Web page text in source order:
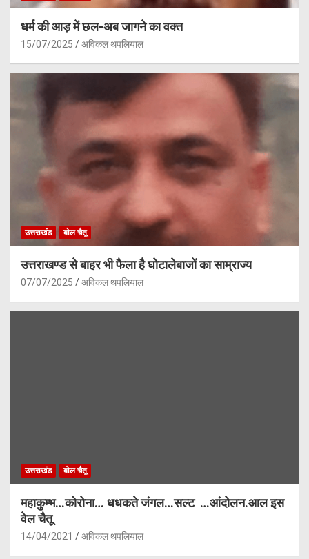
धर्म की आड़ में छल-अब जागने का वक्त
15/07/2025 अविकल थपलियाल
उत्तराखंड बोल चैतू
उत्तराखण्ड से बाहर भी फैला है घोटालेबाजों का साम्राज्य
07/07/2025 अविकल थपलियाल
उत्तराखंड बोल चैतू
महाकुम्भ…कोरोना… धधकते जंगल…सल्ट …आंदोलन.आल इस
वेल चैतू
14/04/2021 अविकल थपलियाल